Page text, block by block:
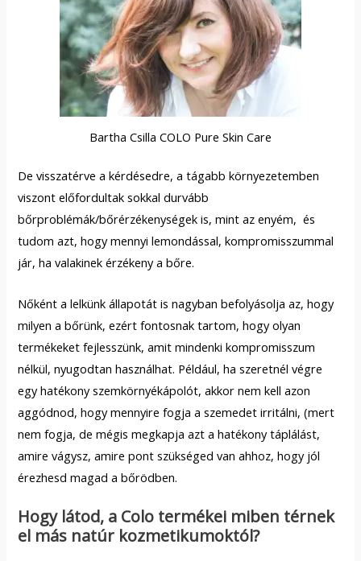
Bartha Csilla COLO Pure Skin Care
De visszatérve a kérdésedre, a tágabb környezetemben
viszont előfordultak sokkal durvább
bőrproblémák/bőrérzékenységek is, mint az enyém, és
tudom azt, hogy mennyi lemondással, kompromisszummal
jár, ha valakinek érzékeny a bőre.
Nőként a lelkünk állapotát is nagyban befolyásolja az, hogy
milyen a bőrünk, ezért fontosnak tartom, hogy olyan
termékeket fejlesszünk, amit mindenki kompromisszum
nélkül, nyugodtan használhat. Például, ha szeretnél végre
egy hatékony szemkörnyékápolót, akkor nem kell azon
aggódnod, hogy mennyire fogja a szemedet irritálni, (mert
nem fogja, de mégis megkapja azt a hatékony táplálást,
amire vágysz, amire pont szükséged van ahhoz, hogy jól
érezhesd magad a bőrödben.
Hogy látod, a Colo termékei miben térnek
el más natúr kozmetikumoktól?